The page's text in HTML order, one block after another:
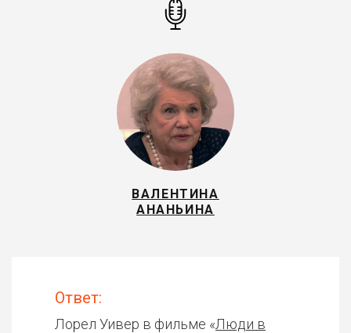
ВАЛЕНТИНА
АНАНЬИНА
Ответ:
Лорел Уивер в фильме «Люди в